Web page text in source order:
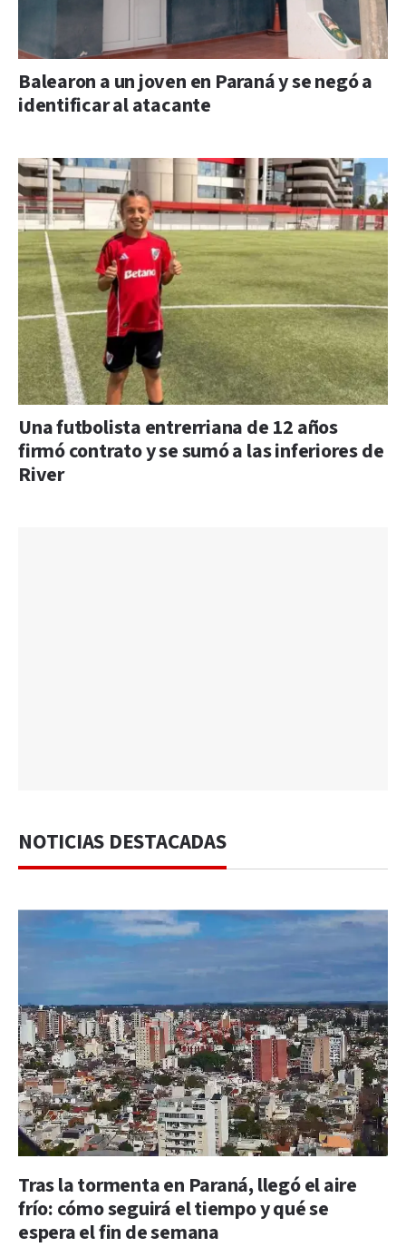
Balearon a un joven en Paraná y se negó a
identificar al atacante
Una futbolista entrerriana de 12 años
firmó contrato y se sumó a las inferiores de
River
NOTICIAS DESTACADAS
Tras la tormenta en Paraná, llegó el aire
frío: cómo seguirá el tiempo y qué se
espera el fin de semana